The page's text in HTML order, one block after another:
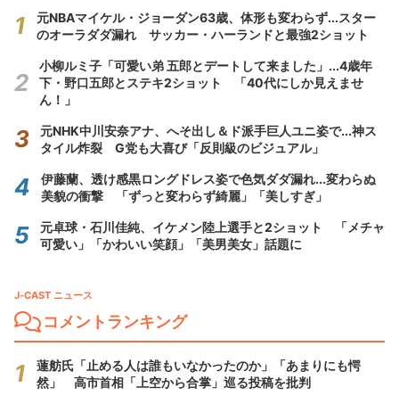
元NBAマイケル・ジョーダン63歳、体形も変わらず...スター
のオーラダダ漏れ サッカー・ハーランドと最強2ショット
小柳ルミ子「可愛い弟 五郎とデートして来ました」...4歳年
下・野口五郎とステキ2ショット 「40代にしか見えませ
ん！」
元NHK中川安奈アナ、へそ出し＆ド派手巨人ユニ姿で...神ス
タイル炸裂 G党も大喜び「反則級のビジュアル」
伊藤蘭、透け感黒ロングドレス姿で色気ダダ漏れ...変わらぬ
美貌の衝撃 「ずっと変わらず綺麗」「美しすぎ」
元卓球・石川佳純、イケメン陸上選手と2ショット 「メチャ
可愛い」「かわいい笑顔」「美男美女」話題に
J-CAST ニュース
コメントランキング
蓮舫氏「止める人は誰もいなかったのか」「あまりにも愕
然」 高市首相「上空から合掌」巡る投稿を批判